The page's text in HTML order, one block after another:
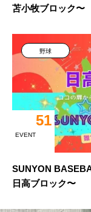
苫小牧ブロック〜
野球
EVENT
51
SUNYON
日高ブロック〜